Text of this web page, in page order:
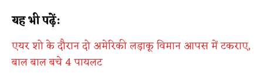
यह भी पढ़ें:
एयर शो के दौरान दो अमेरिकी लड़ाकू विमान आपस में टकराए,
बाल बाल बचे 4 पायलट